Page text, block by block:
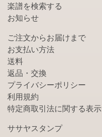
楽譜を検索する
お知らせ
ご注文からお届けまで
お支払い方法
送料
返品・交換
プライバシーポリシー
利用規約
特定商取引法に関する表示
ササヤスタンプ